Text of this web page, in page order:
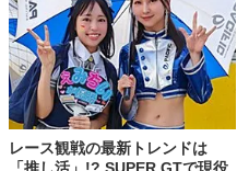
レース観戦の最新トレンドは
「推し活」!? SUPER GTで現役